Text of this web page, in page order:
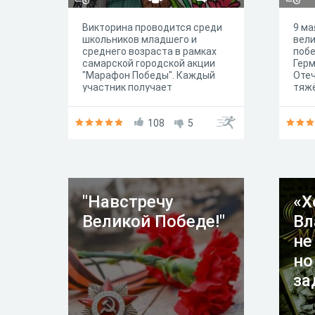
Викторина проводится среди
школьников младшего и
среднего возраста в рамках
самарской городской акции
"Марафон Победы". Каждый
участник получает
удобном формате и
108 5
9
бой
на
"Навстречу
Великой Победе!"